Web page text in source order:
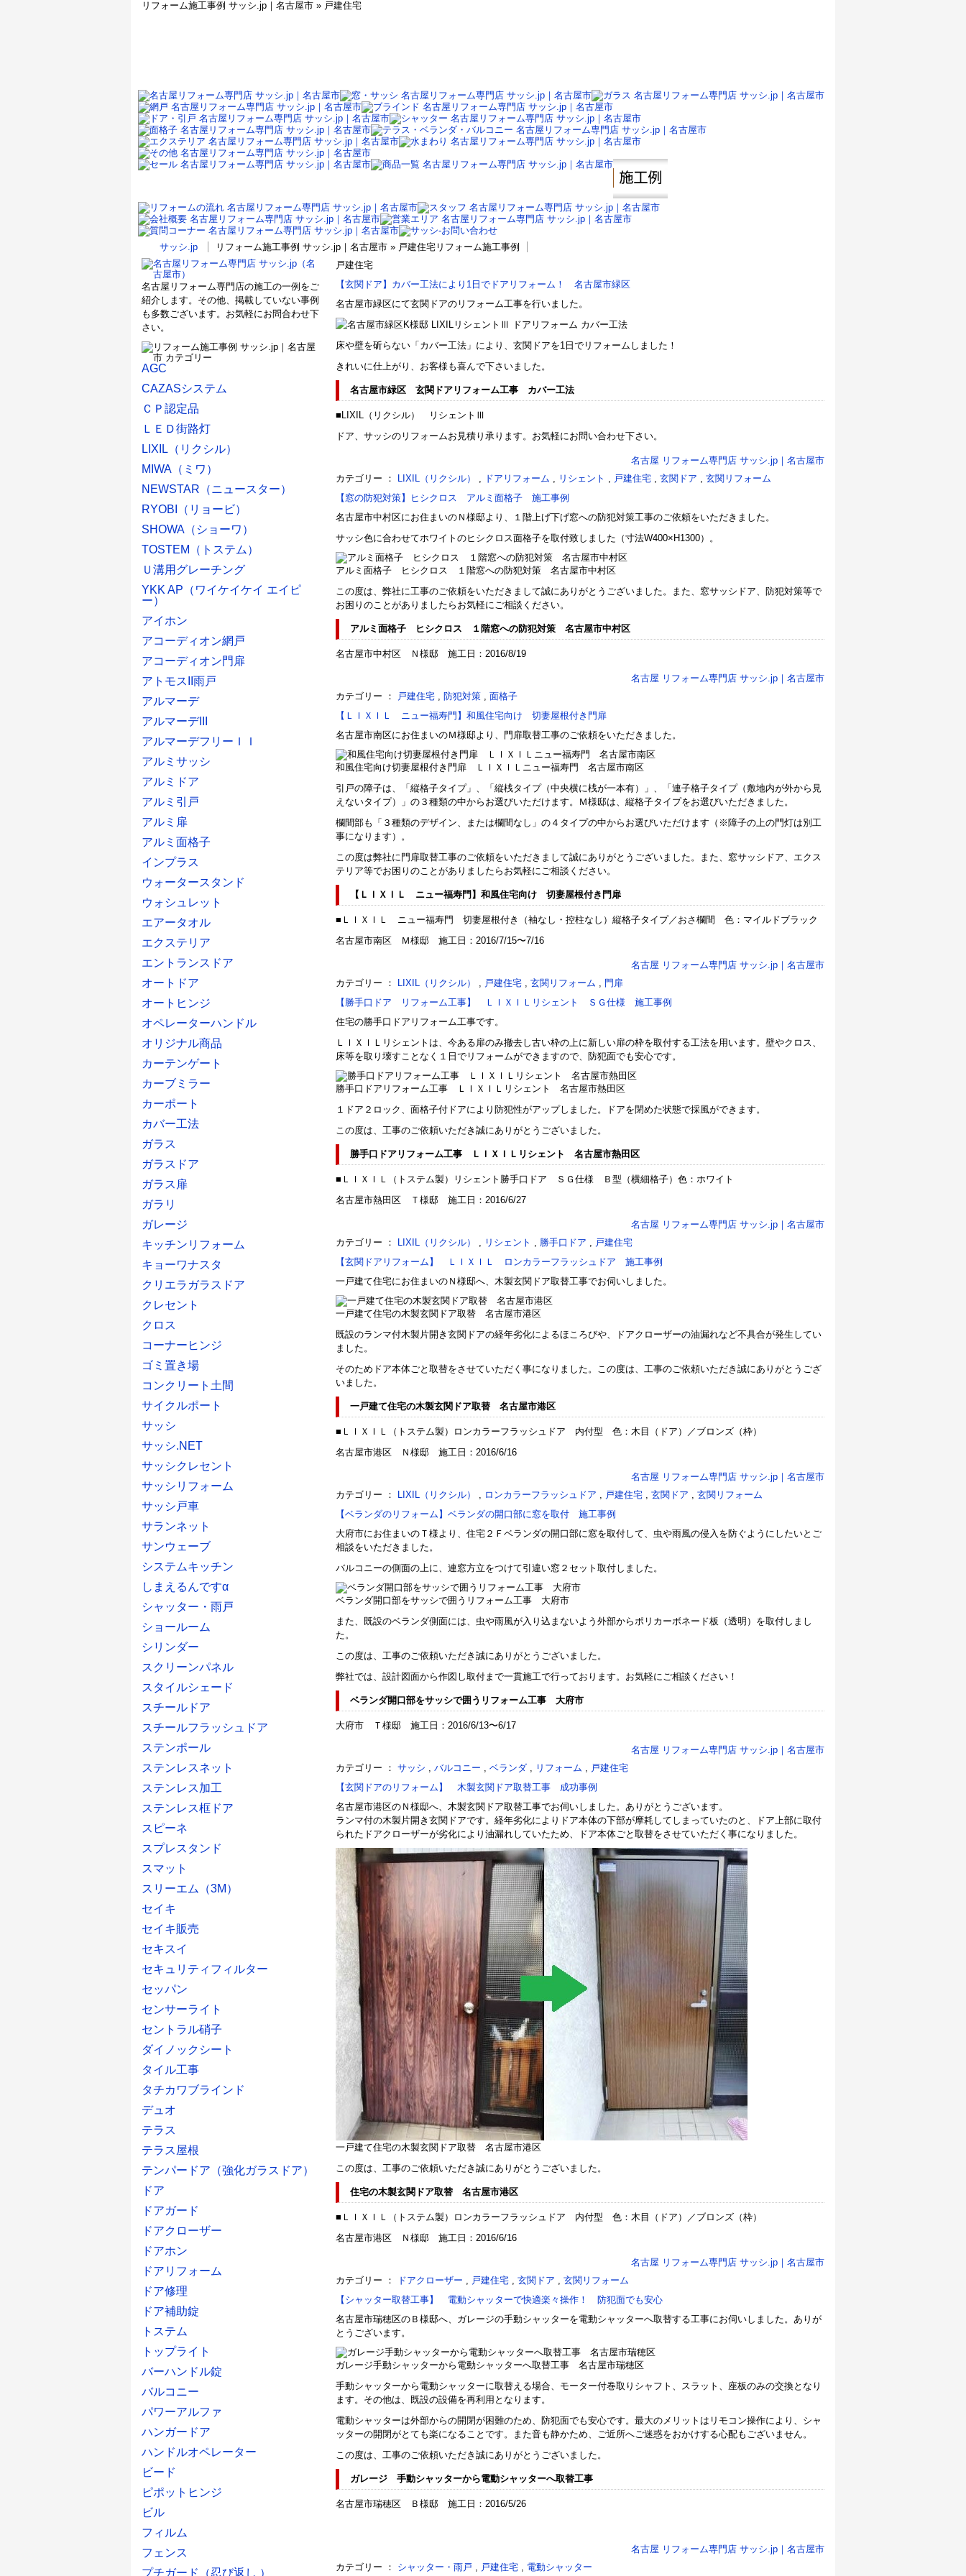
リフォーム施工事例 サッシ.jp｜名古屋市 » 戸建住宅
サッシ.jp
リフォーム施工事例 サッシ.jp｜名古屋市 » 戸建住宅リフォーム施工事例
戸建住宅
【玄関ドア】カバー工法により1日でドアリフォーム！ 名古屋市緑区
名古屋市緑区にて玄関ドアのリフォーム工事を行いました。
床や壁を斫らない「カバー工法」により、玄関ドアを1日でリフォームしました！
きれいに仕上がり、お客様も喜んで下さいました。
名古屋市緑区 玄関ドアリフォーム工事 カバー工法
■LIXIL（リクシル） リシェントⅢ
ドア、サッシのリフォームお見積り承ります。お気軽にお問い合わせ下さい。
名古屋 リフォーム専門店 サッシ.jp｜名古屋市
カテゴリー ：
LIXIL（リクシル） , ドアリフォーム , リシェント , 戸建住宅 , 玄関ドア , 玄関リフォーム
【窓の防犯対策】ヒシクロス アルミ面格子 施工事例
名古屋市中村区にお住まいのＮ様邸より、１階上げ下げ窓への防犯対策工事のご依頼をいただきました。
サッシ色に合わせてホワイトのヒシクロス面格子を取付致しました（寸法W400×H1300）。
アルミ面格子 ヒシクロス １階窓への防犯対策 名古屋市中村区
この度は、弊社に工事のご依頼をいただきまして誠にありがとうございました。また、窓サッシドア、防犯対策等で
お困りのことがありましたらお気軽にご相談ください。
アルミ面格子 ヒシクロス １階窓への防犯対策 名古屋市中村区
名古屋市中村区 Ｎ様邸 施工日：2016/8/19
名古屋 リフォーム専門店 サッシ.jp｜名古屋市
カテゴリー ：
戸建住宅 , 防犯対策 , 面格子
【ＬＩＸＩＬ ニュー福寿門】和風住宅向け 切妻屋根付き門扉
名古屋市南区にお住まいのＭ様邸より、門扉取替工事のご依頼をいただきました。
和風住宅向け切妻屋根付き門扉 ＬＩＸＩＬニュー福寿門 名古屋市南区
引戸の障子は、「縦格子タイプ」、「縦桟タイプ（中央横に桟が一本有）」、「連子格子タイプ（敷地内が外から見
えないタイプ）」の３種類の中からお選びいただけます。Ｍ様邸は、縦格子タイプをお選びいただきました。
欄間部も「３種類のデザイン、または欄間なし」の４タイプの中からお選びいただけます（※障子の上の門灯は別工
事になります）。
この度は弊社に門扉取替工事のご依頼をいただきまして誠にありがとうございました。また、窓サッシドア、エクス
テリア等でお困りのことがありましたらお気軽にご相談ください。
【ＬＩＸＩＬ ニュー福寿門】和風住宅向け 切妻屋根付き門扉
■ＬＩＸＩＬ ニュー福寿門 切妻屋根付き（袖なし・控柱なし）縦格子タイプ／おさ欄間 色：マイルドブラック
名古屋市南区 Ｍ様邸 施工日：2016/7/15〜7/16
名古屋 リフォーム専門店 サッシ.jp｜名古屋市
カテゴリー ：
LIXIL（リクシル） , 戸建住宅 , 玄関リフォーム , 門扉
【勝手口ドア リフォーム工事】 ＬＩＸＩＬリシェント ＳＧ仕様 施工事例
住宅の勝手口ドアリフォーム工事です。
ＬＩＸＩＬリシェントは、今ある扉のみ撤去し古い枠の上に新しい扉の枠を取付する工法を用います。壁やクロス、
床等を取り壊すことなく１日でリフォームができますので、防犯面でも安心です。
勝手口ドアリフォーム工事 ＬＩＸＩＬリシェント 名古屋市熱田区
１ドア２ロック、面格子付ドアにより防犯性がアップしました。ドアを閉めた状態で採風ができます。
この度は、工事のご依頼いただき誠にありがとうございました。
勝手口ドアリフォーム工事 ＬＩＸＩＬリシェント 名古屋市熱田区
■ＬＩＸＩＬ（トステム製）リシェント勝手口ドア ＳＧ仕様 Ｂ型（横細格子）色：ホワイト
名古屋市熱田区 Ｔ様邸 施工日：2016/6/27
名古屋 リフォーム専門店 サッシ.jp｜名古屋市
カテゴリー ：
LIXIL（リクシル） , リシェント , 勝手口ドア , 戸建住宅
【玄関ドアリフォーム】 ＬＩＸＩＬ ロンカラーフラッシュドア 施工事例
一戸建て住宅にお住まいのＮ様邸へ、木製玄関ドア取替工事でお伺いしました。
一戸建て住宅の木製玄関ドア取替 名古屋市港区
既設のランマ付木製片開き玄関ドアの経年劣化によるほころびや、ドアクローザーの油漏れなど不具合が発生してい
ました。
そのためドア本体ごと取替をさせていただく事になりました。この度は、工事のご依頼いただき誠にありがとうござ
いました。
一戸建て住宅の木製玄関ドア取替 名古屋市港区
■ＬＩＸＩＬ（トステム製）ロンカラーフラッシュドア 内付型 色：木目（ドア）／ブロンズ（枠）
名古屋市港区 Ｎ様邸 施工日：2016/6/16
名古屋 リフォーム専門店 サッシ.jp｜名古屋市
カテゴリー ：
LIXIL（リクシル） , ロンカラーフラッシュドア , 戸建住宅 , 玄関ドア , 玄関リフォーム
【ベランダのリフォーム】ベランダの開口部に窓を取付 施工事例
大府市にお住まいのＴ様より、住宅２Ｆベランダの開口部に窓を取付して、虫や雨風の侵入を防ぐようにしたいとご
相談をいただきました。
バルコニーの側面の上に、連窓方立をつけて引違い窓２セット取付しました。
ベランダ開口部をサッシで囲うリフォーム工事 大府市
また、既設のベランダ側面には、虫や雨風が入り込まないよう外部からポリカーボネード板（透明）を取付しまし
た。
この度は、工事のご依頼いただき誠にありがとうございました。
弊社では、設計図面から作図し取付まで一貫施工で行っております。お気軽にご相談ください！
ベランダ開口部をサッシで囲うリフォーム工事 大府市
大府市 Ｔ様邸 施工日：2016/6/13〜6/17
名古屋 リフォーム専門店 サッシ.jp｜名古屋市
カテゴリー ： サッシ , バルコニー , ベランダ , リフォーム , 戸建住宅
【玄関ドアのリフォーム】 木製玄関ドア取替工事 成功事例
名古屋市港区のＮ様邸へ、木製玄関ドア取替工事でお伺いしました。ありがとうございます。
ランマ付の木製片開き玄関ドアです。経年劣化によりドア本体の下部が摩耗してしまっていたのと、ドア上部に取付
られたドアクローザーが劣化により油漏れしていたため、ドア本体ごと取替をさせていただく事になりました。
一戸建て住宅の木製玄関ドア取替 名古屋市港区
この度は、工事のご依頼いただき誠にありがとうございました。
住宅の木製玄関ドア取替 名古屋市港区
■ＬＩＸＩＬ（トステム製）ロンカラーフラッシュドア 内付型 色：木目（ドア）／ブロンズ（枠）
名古屋市港区 Ｎ様邸 施工日：2016/6/16
名古屋 リフォーム専門店 サッシ.jp｜名古屋市
カテゴリー ：
ドアクローザー , 戸建住宅 , 玄関ドア , 玄関リフォーム
【シャッター取替工事】 電動シャッターで快適楽々操作！ 防犯面でも安心
名古屋市瑞穂区のＢ様邸へ、ガレージの手動シャッターを電動シャッターへ取替する工事にお伺いしました。ありが
とうございます。
ガレージ手動シャッターから電動シャッターへ取替工事 名古屋市瑞穂区
手動シャッターから電動シャッターに取替える場合、モーター付巻取りシャフト、スラット、座板のみの交換となり
ます。その他は、既設の設備を再利用となります。
電動シャッターは外部からの開閉が困難のため、防犯面でも安心です。最大のメリットはリモコン操作により、シャ
ッターの開閉がとても楽になることです。また音も静かため、ご近所へご迷惑をおかけする心配もございません。
この度は、工事のご依頼いただき誠にありがとうございました。
ガレージ 手動シャッターから電動シャッターへ取替工事
名古屋市瑞穂区 Ｂ様邸 施工日：2016/5/26
名古屋 リフォーム専門店 サッシ.jp｜名古屋市
カテゴリー ： シャッター・雨戸 , 戸建住宅 , 電動シャッター
名古屋リフォーム専門店の施工の一例をご
紹介します。その他、掲載していない事例
も多数ございます。お気軽にお問合わせ下
さい。
AGC
CAZASシステム
ＣＰ認定品
ＬＥＤ街路灯
LIXIL（リクシル）
MIWA（ミワ）
NEWSTAR（ニュースター）
RYOBI（リョービ）
SHOWA（ショーワ）
TOSTEM（トステム）
Ｕ溝用グレーチング
YKK AP（ワイケイケイ エイピ
ー）
アイホン
アコーディオン網戸
アコーディオン門扉
アトモスII雨戸
アルマーデ
アルマーデIII
アルマーデフリーＩＩ
アルミサッシ
アルミドア
アルミ引戸
アルミ扉
アルミ面格子
インプラス
ウォータースタンド
ウォシュレット
エアータオル
エクステリア
エントランスドア
オートドア
オートヒンジ
オペレーターハンドル
オリジナル商品
カーテンゲート
カーブミラー
カーポート
カバー工法
ガラス
ガラスドア
ガラス扉
ガラリ
ガレージ
キッチンリフォーム
キョーワナスタ
クリエラガラスドア
クレセント
クロス
コーナーヒンジ
ゴミ置き場
コンクリート土間
サイクルポート
サッシ
サッシ.NET
サッシクレセント
サッシリフォーム
サッシ戸車
サランネット
サンウェーブ
システムキッチン
しまえるんですα
シャッター・雨戸
ショールーム
シリンダー
スクリーンパネル
スタイルシェード
スチールドア
スチールフラッシュドア
ステンポール
ステンレスネット
ステンレス加工
ステンレス框ドア
スピーネ
スプレスタンド
スマット
スリーエム（3M）
セイキ
セイキ販売
セキスイ
セキュリティフィルター
セッパン
センサーライト
セントラル硝子
ダイノックシート
タイル工事
タチカワブラインド
デュオ
テラス
テラス屋根
テンパードア（強化ガラスドア）
ドア
ドアガード
ドアクローザー
ドアホン
ドアリフォーム
ドア修理
ドア補助錠
トステム
トップライト
バーハンドル錠
バルコニー
パワーアルファ
ハンガードア
ハンドルオペレーター
ビード
ピポットヒンジ
ビル
フィルム
フェンス
プチガード（忍び返し ）